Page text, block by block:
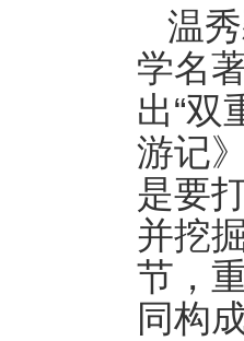
温
学名
出“双
游记
是要
并挖
节，
同构